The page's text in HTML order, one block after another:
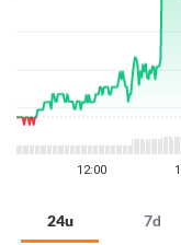
24u 7d